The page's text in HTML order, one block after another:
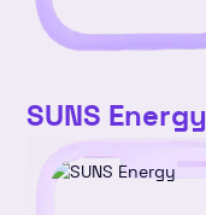
SUNS Energy